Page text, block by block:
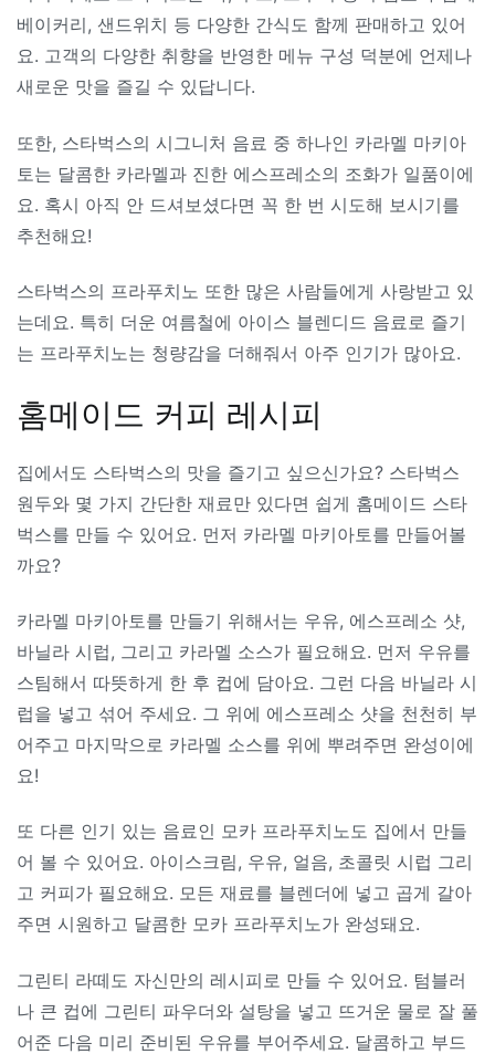
베이커리, 샌드위치 등 다양한 간식도 함께 판매하고 있어
요. 고객의 다양한 취향을 반영한 메뉴 구성 덕분에 언제나
새로운 맛을 즐길 수 있답니다.
또한, 스타벅스의 시그니처 음료 중 하나인 카라멜 마키아
토는 달콤한 카라멜과 진한 에스프레소의 조화가 일품이에
요. 혹시 아직 안 드셔보셨다면 꼭 한 번 시도해 보시기를
추천해요!
스타벅스의 프라푸치노 또한 많은 사람들에게 사랑받고 있
는데요. 특히 더운 여름철에 아이스 블렌디드 음료로 즐기
는 프라푸치노는 청량감을 더해줘서 아주 인기가 많아요.
홈메이드 커피 레시피
집에서도 스타벅스의 맛을 즐기고 싶으신가요? 스타벅스
원두와 몇 가지 간단한 재료만 있다면 쉽게 홈메이드 스타
벅스를 만들 수 있어요. 먼저 카라멜 마키아토를 만들어볼
까요?
카라멜 마키아토를 만들기 위해서는 우유, 에스프레소 샷,
바닐라 시럽, 그리고 카라멜 소스가 필요해요. 먼저 우유를
스팀해서 따뜻하게 한 후 컵에 담아요. 그런 다음 바닐라 시
럽을 넣고 섞어 주세요. 그 위에 에스프레소 샷을 천천히 부
어주고 마지막으로 카라멜 소스를 위에 뿌려주면 완성이에
요!
또 다른 인기 있는 음료인 모카 프라푸치노도 집에서 만들
어 볼 수 있어요. 아이스크림, 우유, 얼음, 초콜릿 시럽 그리
고 커피가 필요해요. 모든 재료를 블렌더에 넣고 곱게 갈아
주면 시원하고 달콤한 모카 프라푸치노가 완성돼요.
그린티 라떼도 자신만의 레시피로 만들 수 있어요. 텀블러
나 큰 컵에 그린티 파우더와 설탕을 넣고 뜨거운 물로 잘 풀
어준 다음 미리 준비된 우유를 부어주세요. 달콤하고 부드